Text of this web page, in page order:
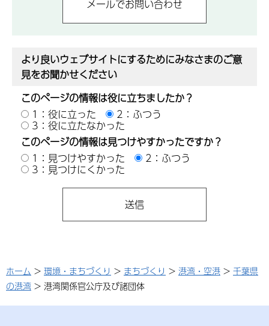
より良いウェブサイトにするためにみなさまのご意
見をお聞かせください
このページの情報は役に立ちましたか？
1：役に立った
2：ふつう
3：役に立たなかった
このページの情報は見つけやすかったですか？
1：見つけやすかった
2：ふつう
3：見つけにくかった
ホーム > 環境・まちづくり > まちづくり > 港湾・空港 > 千葉県
の港湾 > 港湾関係官公庁及び諸団体